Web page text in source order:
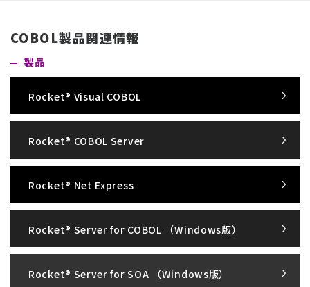
COBOL製品関連情報
製品
Rocket® Visual COBOL
Rocket® COBOL Server
Rocket® Net Express
Rocket® Server for COBOL （Windows版）
Rocket® Server for SOA （Windows版）